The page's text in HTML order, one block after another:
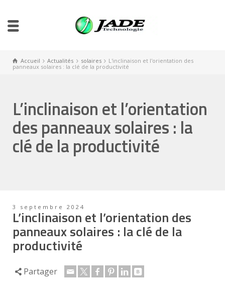
Accueil Actualités solaires
L'inclinaison et l'orientation des
panneaux solaires : la clé de la productivité
L’inclinaison et l’orientation
des panneaux solaires : la
clé de la productivité
3 septembre 2024
L’inclinaison et l’orientation des
panneaux solaires : la clé de la
productivité
Partager